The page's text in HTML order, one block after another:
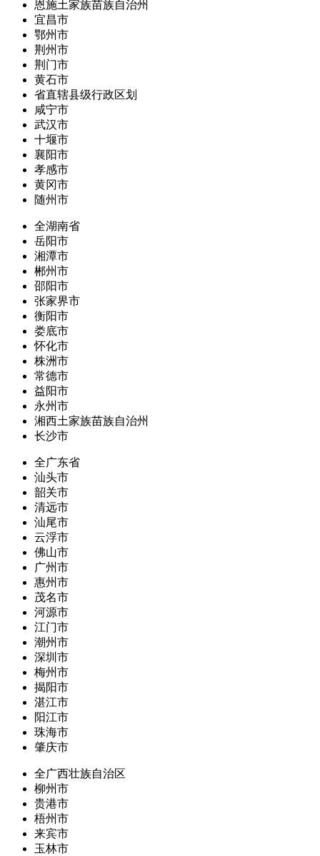
恩施土家族苗族自治州
宜昌市
鄂州市
荆州市
荆门市
黄石市
省直辖县级行政区划
咸宁市
武汉市
十堰市
襄阳市
孝感市
黄冈市
随州市
全湖南省
岳阳市
湘潭市
郴州市
邵阳市
张家界市
衡阳市
娄底市
怀化市
株洲市
常德市
益阳市
永州市
湘西土家族苗族自治州
长沙市
全广东省
汕头市
韶关市
清远市
汕尾市
云浮市
佛山市
广州市
惠州市
茂名市
河源市
江门市
潮州市
深圳市
梅州市
揭阳市
湛江市
阳江市
珠海市
肇庆市
全广西壮族自治区
柳州市
贵港市
梧州市
来宾市
玉林市